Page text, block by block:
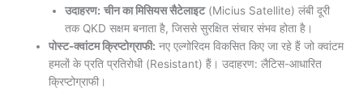
उदाहरण: चीन का मिसियस सैटेलाइट(Micius Satellite) लंबी दूरी
तक QKD सक्षम बनाता है, जिससे सुरक्षित संचार संभव होता है।
पोस्ट-क्वांटम क्रिप्टोग्राफी: नए एल्गोरिदम विकसित किए जा रहे हैं जो क्वांटम
हमलों के प्रति प्रतिरोधी (Resistant) हैं। उदाहरण: लैटिस-आधारित
क्रिप्टोग्राफी।